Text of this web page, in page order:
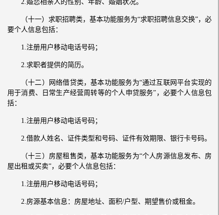
2.婚恋相亲人的性别、年龄、婚姻状况。
（十一）求职招聘类，基本功能服务为“求职招聘信息交换”，必
要个人信息包括：
1.注册用户移动电话号码；
2.求职者提供的简历。
（十二）网络借贷类，基本功能服务为“通过互联网平台实现的
用于消费、日常生产经营周转等的个人申贷服务”，必要个人信息包
括：
1.注册用户移动电话号码；
2.借款人姓名、证件类型和号码、证件有效期限、银行卡号码。
（十三）房屋租售类，基本功能服务为“个人房源信息发布、房
屋出租或买卖”，必要个人信息包括：
1.注册用户移动电话号码；
2.房源基本信息：房屋地址、面积/户型、期望售价或租金。